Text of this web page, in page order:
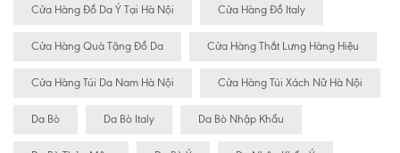
Cửa Hàng Đồ Da Ý Tại Hà Nội Cửa Hàng Đồ Italy
Cửa Hàng Quà Tặng Đồ Da Cửa Hàng Thắt Lưng Hàng Hiệu
Cửa Hàng Túi Da Nam Hà Nội Cửa Hàng Túi Xách Nữ Hà Nội
Da Bò Da Bò Italy Da Bò Nhập Khẩu